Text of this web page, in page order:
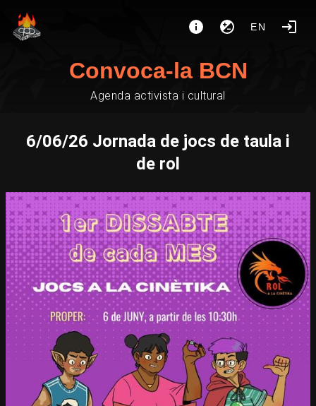
EN
Convoca-la BCN
Agenda activista i cultural
6/06/26 Jornada de jocs de taula i
de rol